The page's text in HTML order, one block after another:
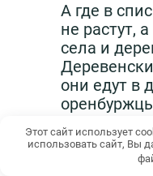
А где в
не растут,
села и
они едут в
Этот сайт использует
использовать сайт, Вы